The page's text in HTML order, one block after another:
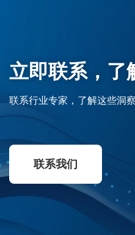
立即联系，了
联系行业专家，了解这些洞
联系我们